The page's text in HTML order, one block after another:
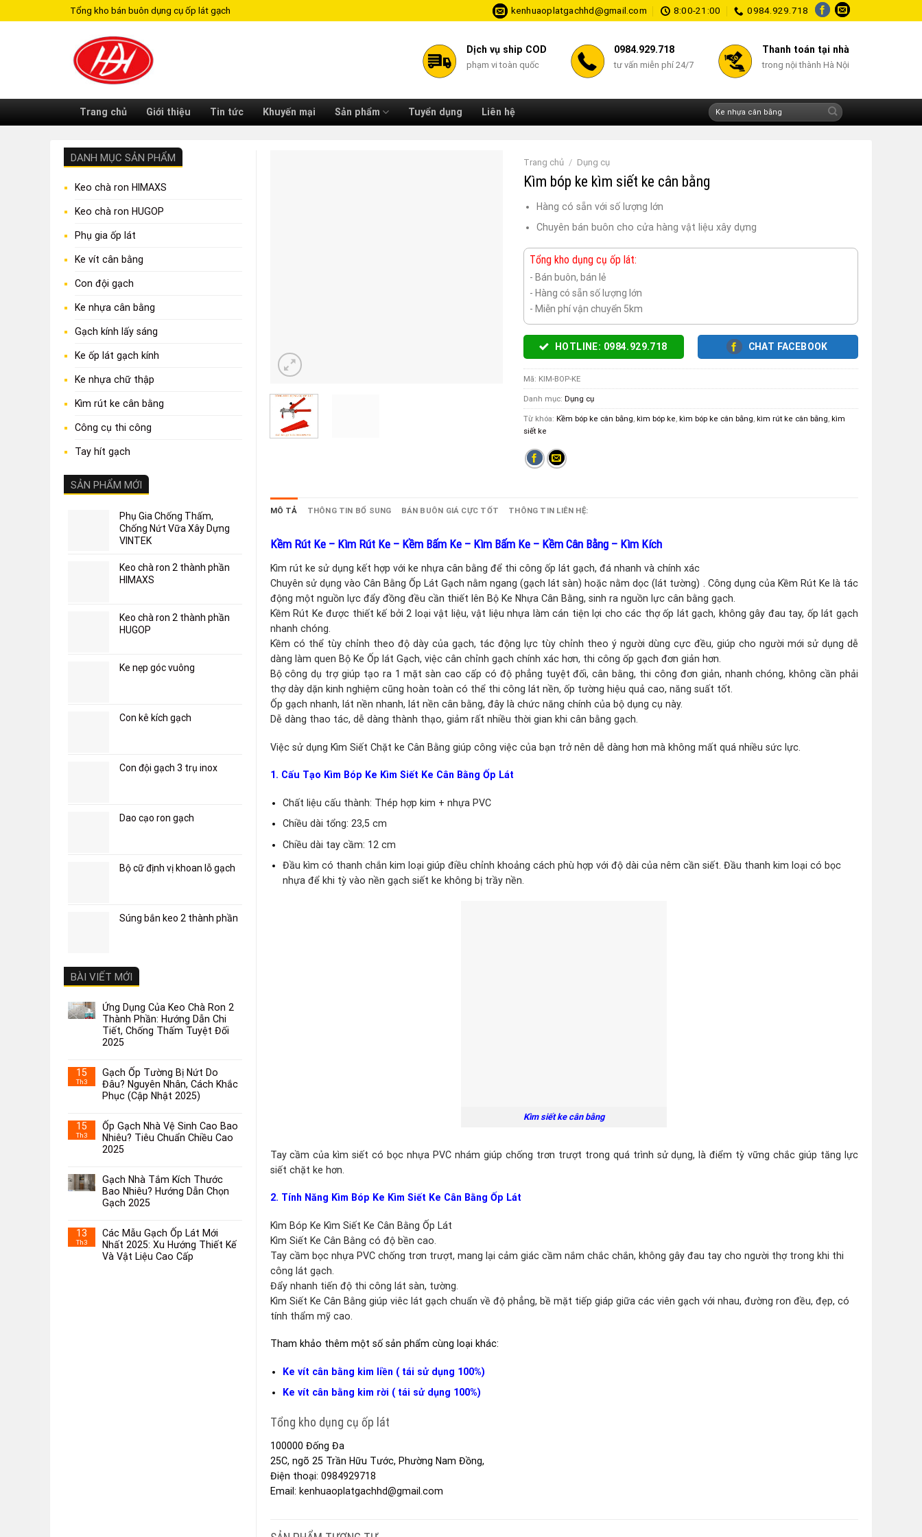
to
Tổng kho bán buôn dụng cụ ốp lát gạch kenhuaoplatgachhd@gmail.com 8:00-21:00 0984.929.718
Dịch vụ ship COD
phạm vi toàn quốc
0984.929.718
tư vấn miễn phí 24/7
Thanh toán tại nhà
trong nội thành Hà Nội
Trang chủ Giới thiệu Tin tức Khuyến mại Sản phẩm Tuyển dụng Liên hệ
Tìm
kiếm:
DANH MỤC SẢN PHẨM
Keo chà ron HIMAXS
Keo chà ron HUGOP
Phụ gia ốp lát
Ke vít cân bằng
Con đội gạch
Ke nhựa cân bằng
Gạch kính lấy sáng
Ke ốp lát gạch kính
Ke nhựa chữ thập
Kìm rút ke cân bằng
Công cụ thi công
Tay hít gạch
SẢN PHẨM MỚI
Phụ Gia Chống Thấm,
Chống Nứt Vữa Xây Dựng
VINTEK
Keo chà ron 2 thành phần
HIMAXS
Keo chà ron 2 thành phần
HUGOP
Ke nẹp góc vuông
Con kê kích gạch
Con đội gạch 3 trụ inox
Dao cạo ron gạch
Bộ cữ định vị khoan lỗ gạch
Súng bắn keo 2 thành phần
BÀI VIẾT MỚI
Ứng Dụng Của Keo Chà Ron 2
Thành Phần: Hướng Dẫn Chi
Tiết, Chống Thấm Tuyệt Đối
2025
15
Th3
Gạch Ốp Tường Bị Nứt Do
Đâu? Nguyên Nhân, Cách Khắc
Phục (Cập Nhật 2025)
15
Th3
Ốp Gạch Nhà Vệ Sinh Cao Bao
Nhiêu? Tiêu Chuẩn Chiều Cao
2025
Gạch Nhà Tắm Kích Thước
Bao Nhiêu? Hướng Dẫn Chọn
Gạch 2025
13
Th3
Các Mẫu Gạch Ốp Lát Mới
Nhất 2025: Xu Hướng Thiết Kế
Và Vật Liệu Cao Cấp
Trang chủ / Dụng cụ
Kìm bóp ke kìm siết ke cân bằng
Hàng có sẵn với số lượng lớn
Chuyên bán buôn cho cửa hàng vật liệu xây dựng
Tổng kho dụng cụ ốp lát:
- Bán buôn, bán lẻ
- Hàng có sẵn số lượng lớn
- Miễn phí vận chuyển 5km
HOTLINE: 0984.929.718 CHAT FACEBOOK
Mã: KIM-BOP-KE
Danh mục:Dụng cụ
Từ khóa:Kềm bóp ke cân bằng,kìm bóp ke,kìm bóp ke cân bằng,kìm rút ke cân bằng,kìm
siết ke
MÔ TẢ THÔNG TIN BỔ SUNG BÁN BUÔN GIÁ CỰC TỐT THÔNG TIN LIÊN HỆ:
Kềm Rút Ke – Kìm Rút Ke – Kềm Bấm Ke – Kìm Bấm Ke – Kềm Cân Bằng – Kìm Kích
Kìm rút ke sử dụng kết hợp với ke nhựa cân bằng để thi công ốp lát gạch, đá nhanh và chính xác
Chuyên sử dụng vào Cân Bằng Ốp Lát Gạch nằm ngang (gạch lát sàn) hoặc nằm dọc (lát tường) . Công dụng của Kềm Rút Ke là tác
động một nguồn lực đẩy đồng đều cần thiết lên Bộ Ke Nhựa Cân Bằng, sinh ra nguồn lực cân bằng gạch.
Kềm Rút Ke được thiết kế bởi 2 loại vật liệu, vật liệu nhựa làm cán tiện lợi cho các thợ ốp lát gạch, không gây đau tay, ốp lát gạch
nhanh chóng.
Kềm có thể tùy chỉnh theo độ dày của gạch, tác động lực tùy chỉnh theo ý người dùng cực đều, giúp cho người mới sử dụng dễ
dàng làm quen Bộ Ke Ốp lát Gạch, việc cân chỉnh gạch chính xác hơn, thi công ốp gạch đơn giản hơn.
Bộ công dụ trợ giúp tạo ra 1 mặt sàn cao cấp có độ phẳng tuyệt đối, cân bằng, thi công đơn giản, nhanh chóng, không cần phải
thợ dày dặn kinh nghiệm cũng hoàn toàn có thể thi công lát nền, ốp tường hiệu quả cao, năng suất tốt.
Ốp gạch nhanh, lát nền nhanh, lát nền cân bằng, đây là chức năng chính của bộ dụng cụ này.
Dễ dàng thao tác, dễ dàng thành thạo, giảm rất nhiều thời gian khi cân bằng gạch.
Việc sử dụng Kìm Siết Chặt ke Cân Bằng giúp công việc của bạn trở nên dễ dàng hơn mà không mất quá nhiều sức lực.
1. Cấu Tạo Kìm Bóp Ke Kìm Siết Ke Cân Bằng Ốp Lát
Chất liệu cấu thành: Thép hợp kim + nhựa PVC
Chiều dài tổng: 23,5 cm
Chiều dài tay cầm: 12 cm
Đầu kìm có thanh chắn kim loại giúp điều chỉnh khoảng cách phù hợp với độ dài của nêm cần siết. Đầu thanh kim loại có bọc
nhựa để khi tỳ vào nền gạch siết ke không bị trầy nền.
Kìm siết ke cân bằng
Tay cầm của kìm siết có bọc nhựa PVC nhám giúp chống trơn trượt trong quá trình sử dụng, là điểm tỳ vững chắc giúp tăng lực
siết chặt ke hơn.
2. Tính Năng Kìm Bóp Ke Kìm Siết Ke Cân Bằng Ốp Lát
Kìm Bóp Ke Kìm Siết Ke Cân Bằng Ốp Lát
Kìm Siết Ke Cân Bằng có độ bền cao.
Tay cầm bọc nhựa PVC chống trơn trượt, mang lại cảm giác cầm nắm chắc chắn, không gây đau tay cho người thợ trong khi thi
công lát gạch.
Đẩy nhanh tiến độ thi công lát sàn, tường.
Kìm Siết Ke Cân Bằng giúp viêc lát gạch chuẩn về độ phẳng, bề mặt tiếp giáp giữa các viên gạch với nhau, đường ron đều, đẹp, có
tính thẩm mỹ cao.
Tham khảo thêm một số sản phẩm cùng loại khác:
Ke vít cân bằng kim liền ( tái sử dụng 100%)
Ke vít cân bằng kim rời ( tái sử dụng 100%)
Tổng kho dụng cụ ốp lát
100000 Đống Đa
25C, ngõ 25 Trần Hữu Tước, Phường Nam Đồng,
Điện thoại: 0984929718
Email: kenhuaoplatgachhd@gmail.com